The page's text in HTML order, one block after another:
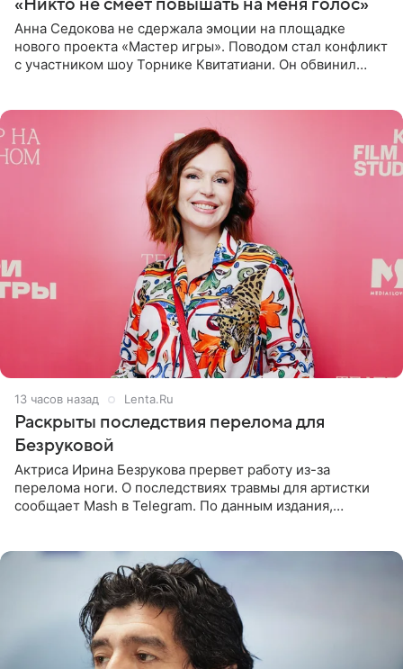
«Никто не смеет повышать на меня голос»
Анна Седокова не сдержала эмоции на площадке
нового проекта «Мастер игры». Поводом стал конфликт
с участником шоу Торнике Квитатиани. Он обвинил
13 часов назад Lenta.Ru
Раскрыты последствия перелома для
Безруковой
Актриса Ирина Безрукова прервет работу из-за
перелома ноги. О последствиях травмы для артистки
сообщает Mash в Telegram. По данным издания,